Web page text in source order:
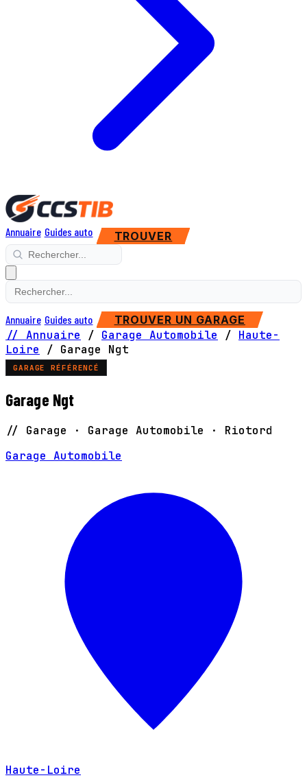
Annuaire Guides auto TROUVER
Annuaire Guides auto TROUVER UN GARAGE
// Annuaire / Garage Automobile / Haute-
Loire
/ Garage Ngt
GARAGE RÉFÉRENCÉ
Garage Ngt
// Garage · Garage Automobile · Riotord
Garage Automobile
Haute-Loire